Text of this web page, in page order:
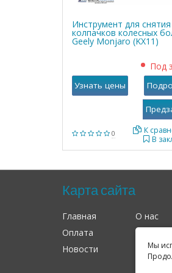
Мы
Инструмент для снятия
колпачков колесных
Geely Monjaro (KX11)
0
Под
В
К
Узнать цены
Карта сайта
Главная О нас
Оплата
Доставка
Новости
Оферта